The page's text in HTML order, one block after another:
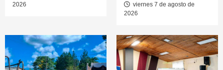
2026
viernes 7 de agosto de
2026